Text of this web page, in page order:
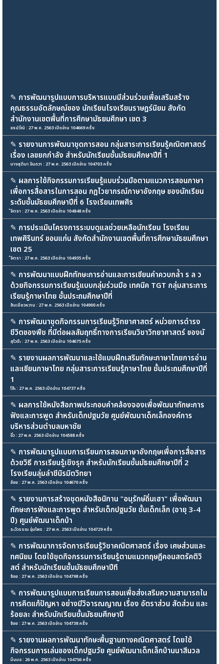
✎ การพัฒนารูปแบบการบริหารแบบมีส่วนร่วมเพื่อเสริมสร้าง
คุณธรรมอัตลักษณ์ของ นักเรียนโรงเรียนราษฎร์นิยม สังกัด
สำนักงานเขตพื้นที่การศึกษามัธยมศึกษา เขต 3
อรปวีณ์ : 27 พ.ค. 2563 เปิดอ่าน 104669 ครั้ง
✎ รายงานการพัฒนาชุดการสอน กลุ่มสาระการเรียนรู้คณิตศาสตร์
เรื่อง เลขยกกำลัง สำหรับนักเรียนชั้นมัธยมศึกษาปีที่ 1
นางสุติมา อินถวา : 27 พ.ค. 2563 เปิดอ่าน 104703 ครั้ง
✎ ผลการใช้กิจกรรมการเรียนรู้แบบร่วมมือตามแนวการสอนภาษา
เพื่อการสื่อสารในการสอน กฎไวยากรณ์ภาษาอังกฤษ ของนักเรียน
ระดับชั้นมัธยมศึกษาปีที่ 6 โรงเรียนเทพศิร
๋จิตรา : 27 พ.ค. 2563 เปิดอ่าน 104848 ครั้ง
✎ การประเมินโครงการระบบดูแลช่วยเหลือนักเรียน โรงเรียน
เทพศิรินทร์ ขอนแก่น สังกัดสำนักงานเขตพื้นที่การศึกษามัธยมศึกษา
เขต 25
๋จิตรา : 27 พ.ค. 2563 เปิดอ่าน 104935 ครั้ง
✎ การพัฒนาแบบฝึกทักษะการอ่านและการเขียนคำควบกล้ำ ร ล ว
ด้วยกิจกรรมการเรียนรู้แบบกลุ่มร่วมมือ เทคนิค TGT กลุ่มสาระการ
เรียนรู้ภาษาไทย ชั้นประถมศึกษาปีที่
ส้มเขียวหวาน : 27 พ.ค. 2563 เปิดอ่าน 104900 ครั้ง
✎ การพัฒนาชุดกิจกรรมการเรียนรู้วิทยาศาสตร์ หน่วยการดำรง
ชีวิตของพืช ที่มีต่อผลสัมฤทธิ์ทางการเรียนวิชาวิทยาศาสตร์ ของนั
สุไวบ๊ะ : 27 พ.ค. 2563 เปิดอ่าน 104675 ครั้ง
✎ รายงานผลการพัฒนาและใช้แบบฝึกเสริมทักษะภาษาไทยการอ่าน
และเขียนภาษาไทย กลุ่มสาระการเรียนรู้ภาษาไทย ชั้นประถมศึกษาปีที่
1
โอ๊ะ : 27 พ.ค. 2563 เปิดอ่าน 104737 ครั้ง
✎ ผลการใช้หนังสือภาพประกอบคำคล้องจองเพื่อพัฒนาทักษะการ
ฟังและการพูด สำหรับเด็กปฐมวัย ศูนย์พัฒนาเด็กเล็กองค์การ
บริหารส่วนตำบลมหาชัย
อิ๋ว : 27 พ.ค. 2563 เปิดอ่าน 104588 ครั้ง
✎ การพัฒนารูปแบบการเรียนการสอนภาษาอังกฤษเพื่อการสื่อสาร
ด้วยวิธี การเรียนรู้เชิงรุก สำหรับนักเรียนชั้นมัธยมศึกษาปีที่ 2
โรงเรียนลุ่มลำชีนิรมิตวิทยา
อ๋อย : 27 พ.ค. 2563 เปิดอ่าน 104670 ครั้ง
✎ รายงานการสร้างชุดหนังสือนิทาน "อนุรักษ์ถิ่นเฮา" เพื่อพัฒนา
ทักษะการฟังและการพูด สำหรับเด็กปฐมวัย ชั้นเด็กเล็ก (อายุ 3-4
ปี) ศูนย์พัฒนาเด็กบ้า
ระวิวรรณ อุ่นไพร : 27 พ.ค. 2563 เปิดอ่าน 104729 ครั้ง
✎ การพัฒนาการจัดการเรียนรู้วิชาคณิตศาสตร์ เรื่อง เศษส่วนและ
ทศนิยม โดยใช้ชุดกิจกรรมการเรียนรู้ตามแนวทฤษฎีคอนสตรัคติวิ
สต์ สำหรับนักเรียนชั้นมัธยมศึกษาปีที
จ้อย : 27 พ.ค. 2563 เปิดอ่าน 104798 ครั้ง
✎ การพัฒนารูปแบบการเรียนการสอนเพื่อส่งเสริมความสามารถใน
การคิดแก้ปัญหา อย่างมีวิจารณญาณ เรื่อง อัตราส่วน สัดส่วน และ
ร้อยละ สำหรับนักเรียนชั้นมัธยมศึกษาปี
จ้อย : 27 พ.ค. 2563 เปิดอ่าน 104738 ครั้ง
✎ รายงานผลการพัฒนาทักษะพื้นฐานทางคณิตศาสตร์ โดยใช้
กิจกรรมการเล่นของเด็กปฐมวัย ศูนย์พัฒนาเด็กเล็กบ้านนาสีนวล
บืนมอ : 26 พ.ค. 2563 เปิดอ่าน 104756 ครั้ง